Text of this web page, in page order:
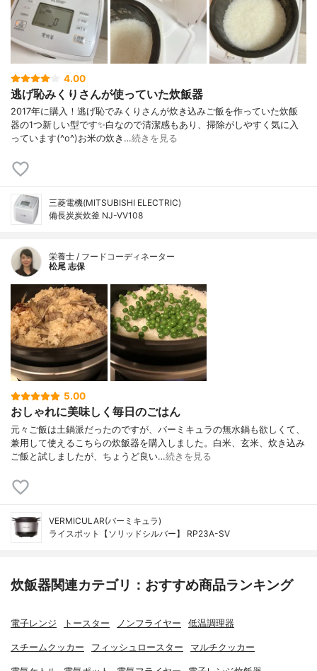
4.00
逃げ恥みくりさんが使っていた炊飯器
2017年に購入！逃げ恥でみくりさんが炊き込みご飯を作っていた炊飯
器の1つ新しい型です✨白なので清潔感もあり、掃除がしやすく気に入
っています(^o^)お米の炊き…続きを見る
三菱電機(MITSUBISHI ELECTRIC)
備長炭炭炊釜 NJ-VV108
栄養士 / フードコーディネーター
松尾 志保
5.00
おしゃれに美味しく毎日のごはん
元々ご飯は土鍋派だったのですが、バーミキュラの無水鍋も欲しくて、
兼用して使えるこちらの炊飯器を購入しました。白米、玄米、炊き込み
ご飯と試しましたが、ちょうど良い…続きを見る
VERMICULAR(バーミキュラ)
ライスポット【ソリッドシルバー】 RP23A-SV
炊飯器関連カテゴリ：おすすめ商品ランキング
電子レンジ トースター ノンフライヤー 低温調理器
スチームクッカー フィッシュロースター マルチクッカー